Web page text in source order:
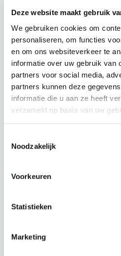
Deze website maakt gebruik
We gebruiken cookies om
personaliseren, om functies
en om ons websiteverkeer te
informatie over uw gebruik van
partners voor social media,
partners kunnen deze
informatie die u aan ze heeft
verzameld op basis van uw
Noodzakelijk
Voorkeuren
Statistieken
Marketing
RAVENALA / SC-3003
180 CM
Diameter: 100 cm
€194,95
BEKIJK PRODUCT